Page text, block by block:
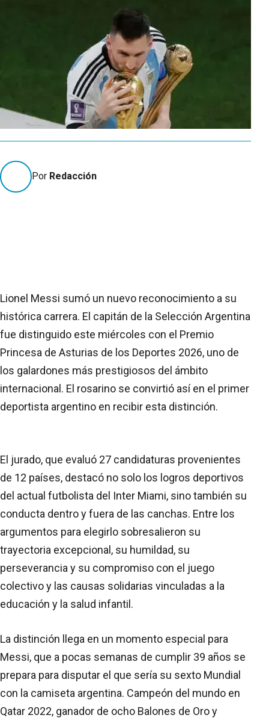
Por Redacción
Lionel Messi sumó un nuevo reconocimiento a su
histórica carrera. El capitán de la Selección Argentina
fue distinguido este miércoles con el Premio
Princesa de Asturias de los Deportes 2026, uno de
los galardones más prestigiosos del ámbito
internacional. El rosarino se convirtió así en el primer
deportista argentino en recibir esta distinción.
El jurado, que evaluó 27 candidaturas provenientes
de 12 países, destacó no solo los logros deportivos
del actual futbolista del Inter Miami, sino también su
conducta dentro y fuera de las canchas. Entre los
argumentos para elegirlo sobresalieron su
trayectoria excepcional, su humildad, su
perseverancia y su compromiso con el juego
colectivo y las causas solidarias vinculadas a la
educación y la salud infantil.
La distinción llega en un momento especial para
Messi, que a pocas semanas de cumplir 39 años se
prepara para disputar el que sería su sexto Mundial
con la camiseta argentina. Campeón del mundo en
Qatar 2022, ganador de ocho Balones de Oro y